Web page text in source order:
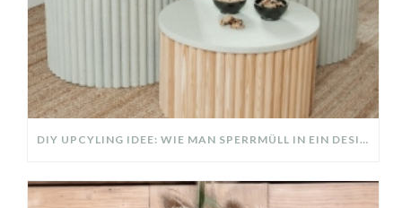
DIY UPCYLING IDEE: WIE MAN SPERRMÜLL IN EIN DESIGNER TEIL VERWANDELT